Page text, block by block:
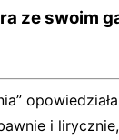
ze swoim
i